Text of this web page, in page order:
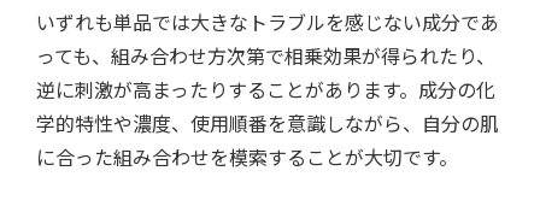
いずれも単品では大きなトラブルを感じない成分であ
っても、組み合わせ方次第で相乗効果が得られたり、
逆に刺激が高まったりすることがあります。成分の化
学的特性や濃度、使用順番を意識しながら、自分の肌
に合った組み合わせを模索することが大切です。